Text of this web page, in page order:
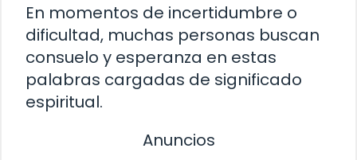
En momentos de incertidumbre o
dificultad, muchas personas buscan
consuelo y esperanza en estas
palabras cargadas de significado
espiritual.
Anuncios